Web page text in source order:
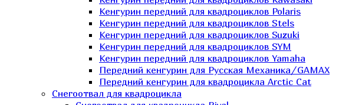
Кенгурин передний для квадроциклов Polaris
Кенгурин передний для квадроциклов Stels
Кенгурин передний для квадроциклов Suzuki
Кенгурин передний для квадроциклов SYM
Кенгурин передний для квадроциклов Yamaha
Передний кенгурин для Русская Механика/GAMAX
Передний кенгурин для квадроцикла Arctic Cat
Снегоотвал для квадроцикла